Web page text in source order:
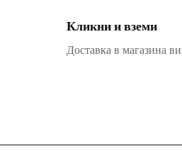
Кликни и вземи
Доставка в магазина